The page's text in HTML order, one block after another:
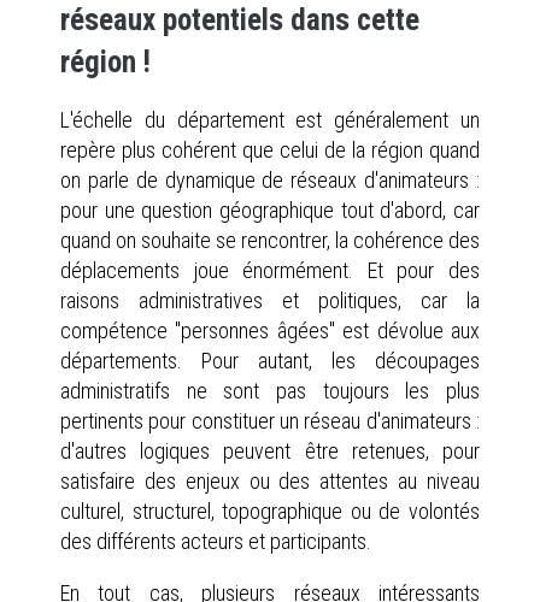
réseaux potentiels dans cette
région !
L'échelle du département est généralement un
repère plus cohérent que celui de la région quand
on parle de dynamique de réseaux d'animateurs :
pour une question géographique tout d'abord, car
quand on souhaite se rencontrer, la cohérence des
déplacements joue énormément. Et pour des
raisons administratives et politiques, car la
compétence "personnes âgées" est dévolue aux
départements. Pour autant, les découpages
administratifs ne sont pas toujours les plus
pertinents pour constituer un réseau d'animateurs :
d'autres logiques peuvent être retenues, pour
satisfaire des enjeux ou des attentes au niveau
culturel, structurel, topographique ou de volontés
des différents acteurs et participants.
En tout cas, plusieurs réseaux intéressants